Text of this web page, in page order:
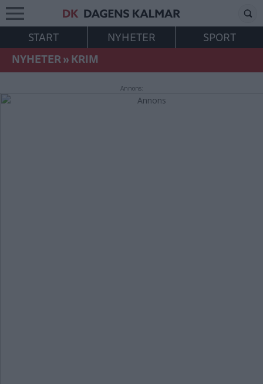
START NYHETER
SPORT
NYHETER»KRIM
Annons: